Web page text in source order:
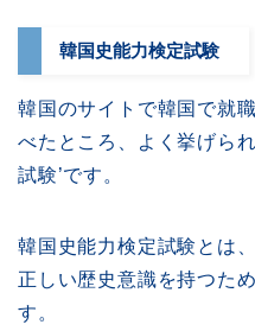
韓国史能力検定試験
韓国のサイトで韓国で就
べたところ、よく挙げら
試験’です。
韓国史能力検定試験とは
正しい歴史意識を持つた
す。